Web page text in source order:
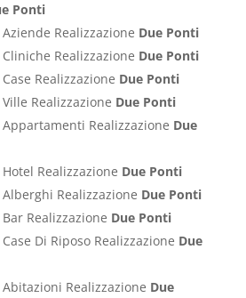
Ponti
Realizzazione Due Ponti
Realizzazione Due Ponti
Realizzazione Due Ponti
Realizzazione Due Ponti
Realizzazione Due
Realizzazione Due Ponti
Realizzazione Due Ponti
Realizzazione Due Ponti
Di Riposo Realizzazione Due
Realizzazione Due